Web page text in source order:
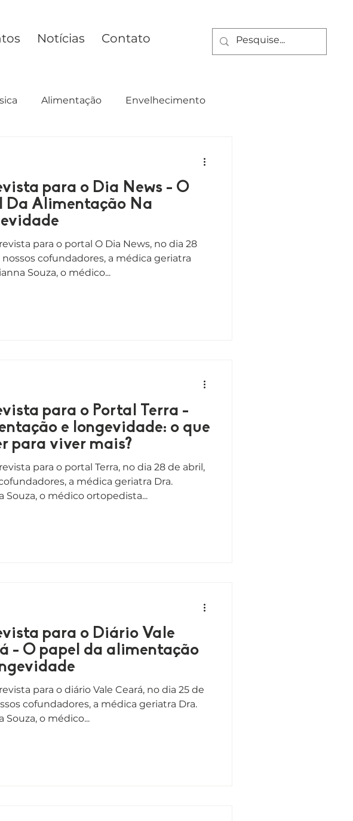
Notícias Contato
Alimentação Envelhecimento
para o Dia News - O
Da Alimentação Na
para o portal O Dia News, no dia 28
nossos cofundadores, a médica geriatra
Souza, o médico...
para o Portal Terra -
e longevidade: o que
para viver mais?
para o portal Terra, no dia 28 de abril,
a médica geriatra Dra.
Souza, o médico ortopedista...
para o Diário Vale
- O papel da alimentação
para o diário Vale Ceará, no dia 25 de
cofundadores, a médica geriatra Dra.
Souza, o médico...